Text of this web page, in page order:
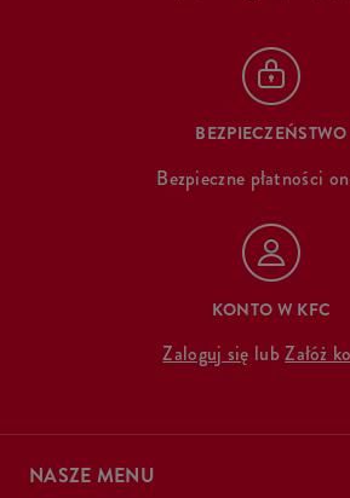
BEZPIECZEŃSTWO
Bezpieczne płatności
KONTO W KFC
Zaloguj się lubZałóż
NASZE MENU